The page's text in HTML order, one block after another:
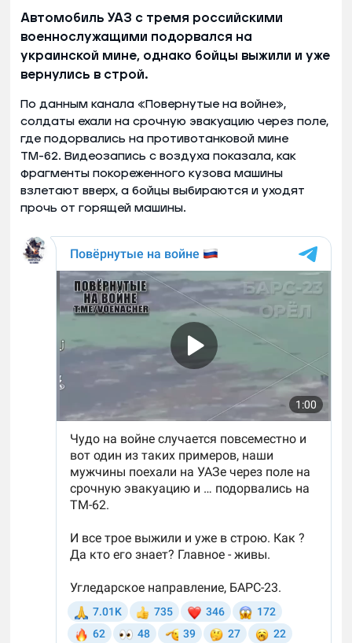
Автомобиль УАЗ с тремя российскими
военнослужащими подорвался на
украинской мине, однако бойцы выжили и уже
вернулись в строй.
По данным канала «Повернутые на войне»,
солдаты ехали на срочную эвакуацию через поле,
где подорвались на противотанковой мине
ТМ-62. Видеозапись с воздуха показала, как
фрагменты покореженного кузова машины
взлетают вверх, а бойцы выбираются и уходят
прочь от горящей машины.